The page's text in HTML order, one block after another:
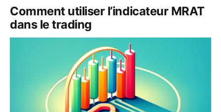
Comment utiliser l’indicateur MRAT
dans le trading